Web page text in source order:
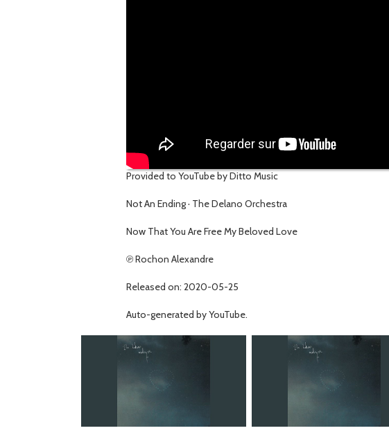
Provided to YouTube by Ditto Music
Not An Ending · The Delano Orchestra
Now That You Are Free My Beloved Love
℗ Rochon Alexandre
Released on: 2020-05-25
Auto-generated by YouTube.